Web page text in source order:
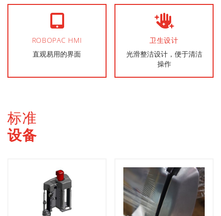
ROBOPAC HMI
直观易用的界面
卫生设计
光滑整洁设计，便于清洁
操作
标准
设备